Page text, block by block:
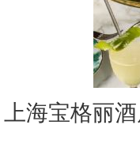
上海宝格丽